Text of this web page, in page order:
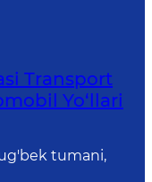
Transport
Yo‘llari
tumani,